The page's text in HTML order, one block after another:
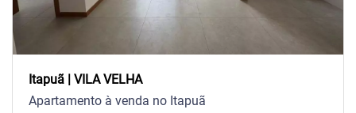
Itapuã | VILA VELHA
Apartamento à venda no Itapuã